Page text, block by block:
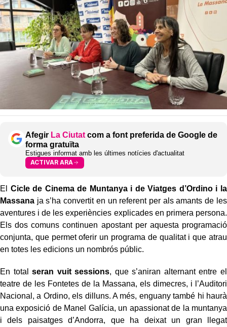
Afegir La Ciutat com a font preferida de Google de
forma gratuïta
Estigues informat amb les últimes notícies d'actualitat
ACTIVAR ARA
El Cicle de Cinema de Muntanya i de Viatges d’Ordino i la
Massana ja s’ha convertit en un referent per als amants de les
aventures i de les experiències explicades en primera persona.
Els dos comuns continuen apostant per aquesta programació
conjunta, que permet oferir un programa de qualitat i que atrau
en totes les edicions un nombrós públic.
En totalseran vuit sessions, que s’aniran alternant entre el
teatre de les Fontetes de la Massana, els dimecres, i l’Auditori
Nacional, a Ordino, els dilluns. A més, enguany també hi haurà
una exposició de Manel Galícia, un apassionat de la muntanya
i dels paisatges d’Andorra, que ha deixat un gran llegat